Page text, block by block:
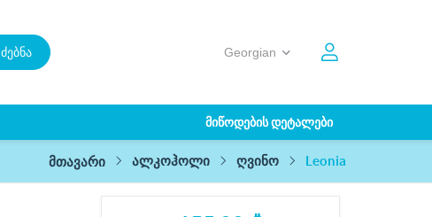
ძებნა
ᲛᲘᲬᲝᲓᲔᲑᲘᲡ ᲓᲔᲢᲐᲚᲔᲑᲘ
მთავარი ალკოჰოლი ღვინო Leonia